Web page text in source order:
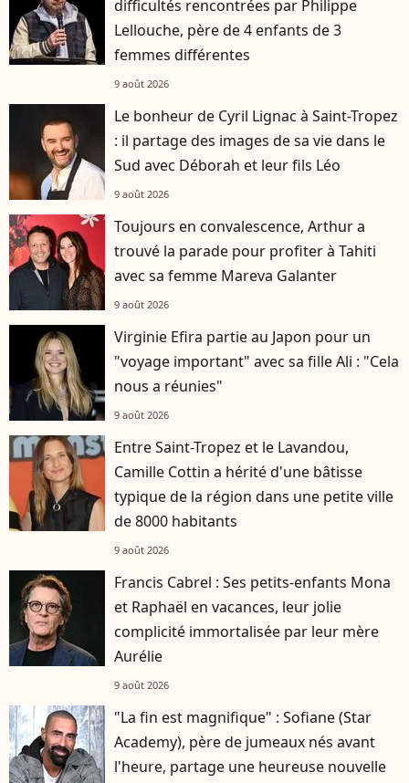
difficultés rencontrées par Philippe
Lellouche, père de 4 enfants de 3
femmes différentes
9 août 2026
Le bonheur de Cyril Lignac à Saint-Tropez
: il partage des images de sa vie dans le
Sud avec Déborah et leur fils Léo
9 août 2026
Toujours en convalescence, Arthur a
trouvé la parade pour profiter à Tahiti
avec sa femme Mareva Galanter
9 août 2026
Virginie Efira partie au Japon pour un
"voyage important" avec sa fille Ali : "Cela
nous a réunies"
9 août 2026
Entre Saint-Tropez et le Lavandou,
Camille Cottin a hérité d'une bâtisse
typique de la région dans une petite ville
de 8000 habitants
9 août 2026
Francis Cabrel : Ses petits-enfants Mona
et Raphaël en vacances, leur jolie
complicité immortalisée par leur mère
Aurélie
9 août 2026
"La fin est magnifique" : Sofiane (Star
Academy), père de jumeaux nés avant
l'heure, partage une heureuse nouvelle